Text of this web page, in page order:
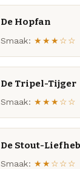
De Hopfan
Smaak: ★★★☆☆
De Tripel-Tijger
Smaak: ★★★☆☆
De Stout-
Smaak: ★★☆☆☆